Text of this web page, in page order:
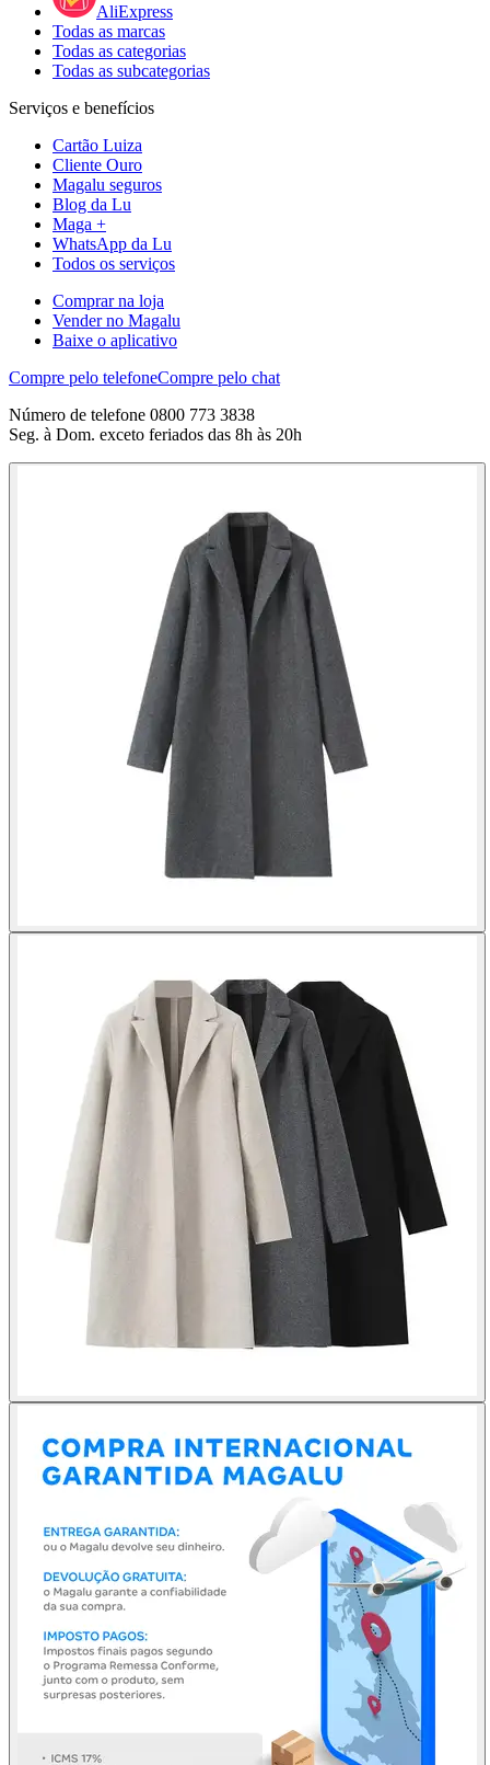
AliExpress
Todas as marcas
Todas as categorias
Todas as subcategorias
Serviços e benefícios
Cartão Luiza
Cliente Ouro
Magalu seguros
Blog da Lu
Maga +
WhatsApp da Lu
Todos os serviços
Comprar na loja
Vender no Magalu
Baixe o aplicativo
Compre pelo telefoneCompre pelo chat
Número de telefone 0800 773 3838
Seg. à Dom. exceto feriados das 8h às 20h